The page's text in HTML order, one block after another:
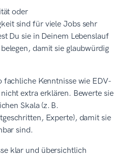
oder
sind für viele Jobs sehr
Du sie in Deinem Lebenslauf
damit sie glaubwürdig
fachliche Kenntnisse wie EDV-
extra erklären. Bewerte sie
Skala (z. B.
Experte), damit sie
sind.
klar und übersichtlich